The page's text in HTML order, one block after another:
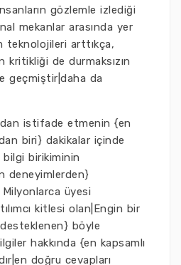
gözlemle izlediği
mekanlar arasında yer
teknolojileri arttıkça,
kritikliği de durmaksızın
geçmiştir|daha da
istifade etmenin {en
biri} dakikalar içinde
birikiminin
deneyimlerden}
üyesi
kitlesi olan|Engin bir
böyle
hakkında {en kapsamlı
doğru cevapları